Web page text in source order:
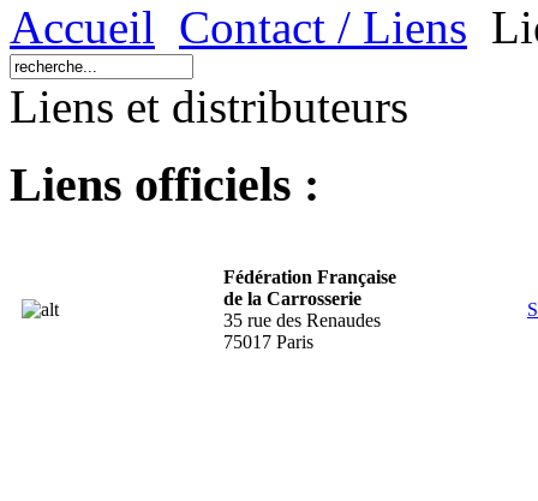
Accueil Contact / Liens
Liens et distributeurs
Liens officiels :
Fédération Française
de la Carrosserie
35 rue des Renaudes
75017 Paris